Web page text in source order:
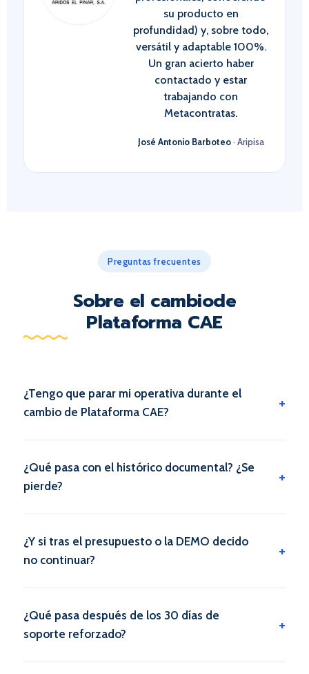
su producto en
profundidad) y, sobre todo,
versátil y adaptable 100%.
Un gran acierto haber
contactado y estar
trabajando con
Metacontratas.
José Antonio Barboteo· Aripisa
Preguntas frecuentes
Sobre el cambiode
Plataforma CAE
¿Tengo que parar mi operativa durante el
cambio de Plataforma CAE?
¿Qué pasa con el histórico documental? ¿Se
pierde?
¿Y si tras el presupuesto o la DEMO decido
no continuar?
¿Qué pasa después de los 30 días de
soporte reforzado?